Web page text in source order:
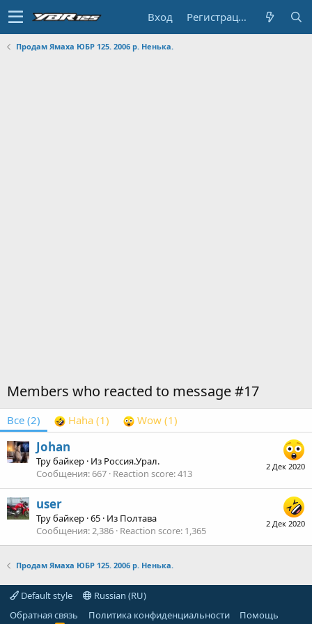
Вход Регистрация
Продам Ямаха ЮБР 125. 2006 р. Ненька.
Members who reacted to message #17
Все (2) Haha (1) Wow (1)
2 Дек 2020
Johan
Тру байкер · Из Россия.Урал.
Сообщения 667 Reaction score 413
2 Дек 2020
user
Тру байкер ·65 · Из Полтава
Сообщения 2,386 Reaction score 1,365
Продам Ямаха ЮБР 125. 2006 р. Ненька.
Default style
Russian (RU)
Обратная связь
Политика конфиденциальности
Помощь